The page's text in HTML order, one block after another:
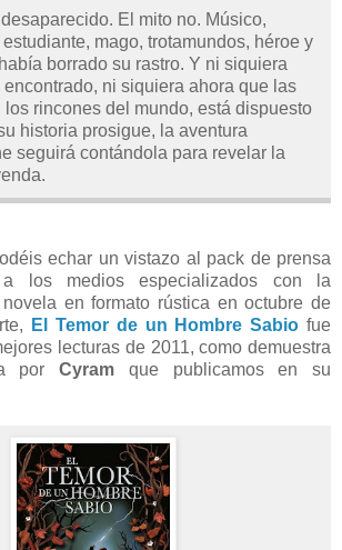
El mito no. Músico,
mago, trotamundos, héroe y
borrado su rastro. Y ni siquiera
ni siquiera ahora que las
rincones del mundo, está dispuesto
historia prosigue, la aventura
seguirá contándola para revelar la
echar un vistazo al pack de prensa
los medios especializados con la
en formato rústica en octubre de
El Temor de un Hombre Sabio fue
lecturas de 2011, como demuestra
por Cyram que publicamos en su